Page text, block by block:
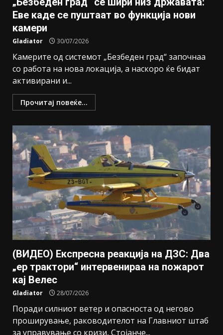
Еве каде се пуштаат во функција нови
камери
Gladiator 30/07/2026
Камерите од системот „Безбеден град“ започнаа
со работа на нова локација, а наскоро ќе бидат
активирани и...
Прочитај повеќе...
(ВИДЕО) Експресна реакција на ДЗС: Два
„ер трактори“ интервенираа на пожарот
кај Велес
Gladiator 28/07/2026
Поради силниот ветер и опасноста од негово
проширување, раководителот на Главниот штаб
за управување со кризи, Стојанче...